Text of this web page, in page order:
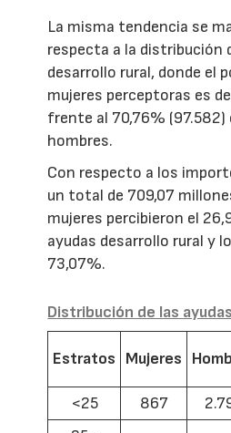
La misma tendencia se
respecta a la distribución
desarrollo rural, donde el
mujeres perceptoras es
frente al 70,76%
hombres.
Con respecto a los
un total de 709,07
mujeres percibieron el
ayudas desarrollo rural y
73,07%.
Distribución de las
Estratos Mujeres
<25
867